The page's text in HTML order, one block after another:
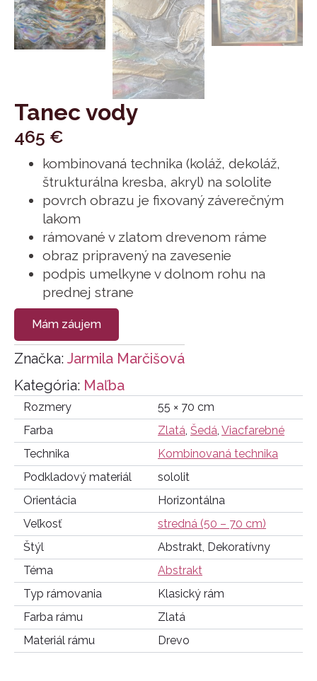
Tanec vody
465 €
kombinovaná technika (koláž, dekoláž,
štrukturálna kresba, akryl) na sololite
povrch obrazu je fixovaný záverečným
lakom
rámované v zlatom drevenom ráme
obraz pripravený na zavesenie
podpis umelkyne v dolnom rohu na
prednej strane
Mám záujem
Kategória: Maľba
Značka: Jarmila Marčišová
Rozmery
55 × 70 cm
Farba
Zlatá, Šedá, Viacfarebné
Technika
Kombinovaná technika
Podkladový materiál
sololit
Orientácia
Horizontálna
Veľkosť
stredná (50 – 70 cm)
Štýl
Abstrakt, Dekoratívny
Téma
Abstrakt
Typ rámovania
Klasický rám
Farba rámu
Zlatá
Materiál rámu
Drevo